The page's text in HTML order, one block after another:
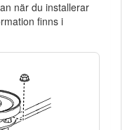
när du installerar
finns i